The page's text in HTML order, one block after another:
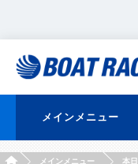
メインメニュー
HOMEメインメニュー 本